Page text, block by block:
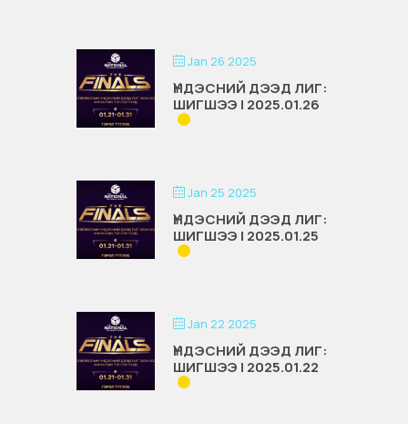
Jan 26 2025
ҮНДЭСНИЙ ДЭЭД ЛИГ:
ШИГШЭЭ | 2025.01.26
Jan 25 2025
ҮНДЭСНИЙ ДЭЭД ЛИГ:
ШИГШЭЭ | 2025.01.25
Jan 22 2025
ҮНДЭСНИЙ ДЭЭД ЛИГ:
ШИГШЭЭ | 2025.01.22